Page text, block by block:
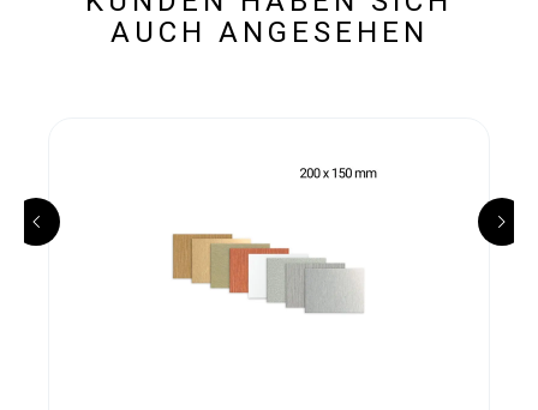
AUCH ANGESEHEN